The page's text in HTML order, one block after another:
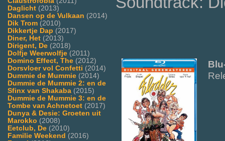
Daglicht (2013)
Dansen op de Vulkaan (2014)
Dik Trom (2010)
Dikkertje Dap (2017)
Diner, Het (2013)
Dirigent, De (2018)
Dolfje Weerwolfje (2011)
Domino Effect, The (2012)
Dorsvloer vol Confetti (2014)
Dummie de Mummie (2014)
Dummie de Mummie 2: en de
Sfinx van Shakaba (2015)
Dummie de Mummie 3: en de
Tombe van Achnetoet (2017)
Dunya & Desie: Groeten uit
Marokko (2008)
Eetclub, De (2010)
Familie Weekend (2016)